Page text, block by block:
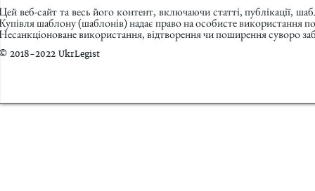
веб-сайт та весь його контент, включаючи статті, публікації,
шаблону (шаблонів) надає право на особисте використання
використання, відтворення чи поширення суворо
2018-2022 UkrLegist